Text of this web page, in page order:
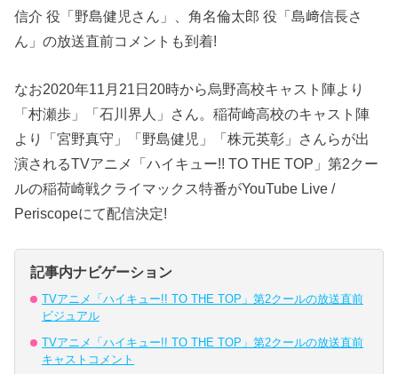
信介 役「野島健児さん」、角名倫太郎 役「島﨑信長さ
ん」の放送直前コメントも到着!
なお2020年11月21日20時から烏野高校キャスト陣より
「村瀬歩」「石川界人」さん。稲荷崎高校のキャスト陣
より「宮野真守」「野島健児」「株元英彰」さんらが出
演されるTVアニメ「ハイキュー!! TO THE TOP」第2クー
ルの稲荷崎戦クライマックス特番がYouTube Live /
Periscopeにて配信決定!
記事内ナビゲーション
TVアニメ「ハイキュー!! TO THE TOP」第2クールの放送直前
ビジュアル
TVアニメ「ハイキュー!! TO THE TOP」第2クールの放送直前
キャストコメント